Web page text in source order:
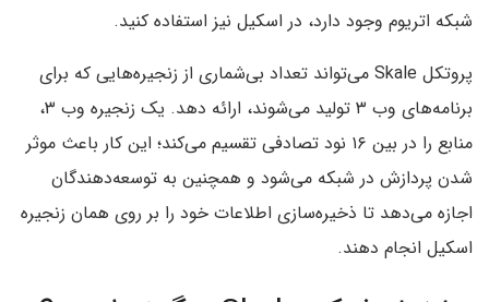
شبکه اتریوم وجود دارد، در اسکیل نیز استفاده کنید.
پروتکل Skale‌ می‌تواند تعداد بی‌شماری از زنجیره‌هایی که برای
برنامه‌های وب ۳ تولید می‌شوند، ارائه دهد. یک زنجیره وب ۳،
منابع را در بین ۱۶ نود تصادفی تقسیم می‌کند؛ این کار باعث موثر
شدن پردازش در شبکه می‌شود و همچنین به توسعه‌دهندگان
اجازه می‌دهد تا ذخیره‌سازی اطلاعات خود را بر روی همان زنجیره
اسکیل انجام دهند.